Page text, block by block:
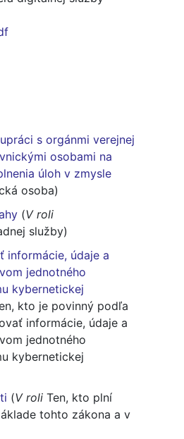
s orgánmi verejnej
osobami na
úloh v zmysle
osoba)
(V roli
služby)
informácie, údaje a
jednotného
kybernetickej
kto je povinný podľa
informácie, údaje a
jednotného
kybernetickej
(V roli Ten, kto plní
tohto zákona a v